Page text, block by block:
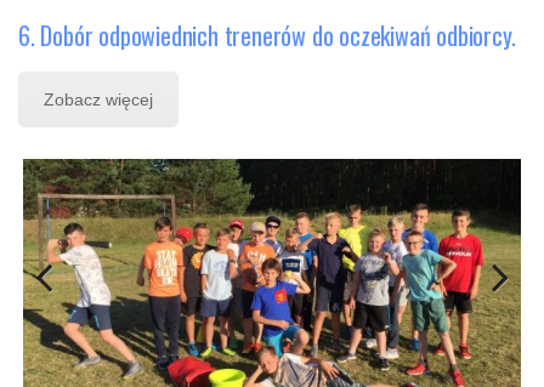
6. Dobór odpowiednich trenerów do oczekiwań odbiorcy.
Zobacz więcej